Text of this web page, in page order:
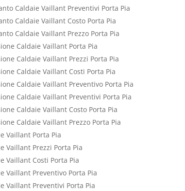
Caldaie Vaillant Preventivi Porta Pia
Caldaie Vaillant Costo Porta Pia
Caldaie Vaillant Prezzo Porta Pia
Caldaie Vaillant Porta Pia
Caldaie Vaillant Prezzi Porta Pia
Caldaie Vaillant Costi Porta Pia
Caldaie Vaillant Preventivo Porta Pia
Caldaie Vaillant Preventivi Porta Pia
Caldaie Vaillant Costo Porta Pia
Caldaie Vaillant Prezzo Porta Pia
Vaillant Porta Pia
Vaillant Prezzi Porta Pia
Vaillant Costi Porta Pia
Vaillant Preventivo Porta Pia
Vaillant Preventivi Porta Pia